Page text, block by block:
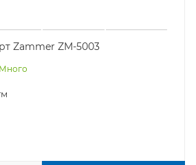
Zammer ZM-5003
Много